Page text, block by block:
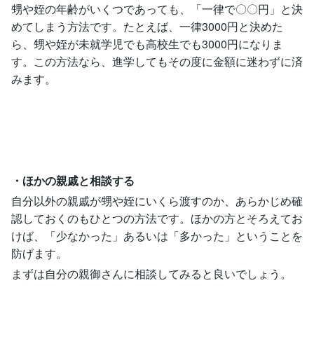
甥や姪の年齢がいくつであっても、「一律で〇〇円」と決
めてしまう方法です。たとえば、一律3000円と決めた
ら、甥や姪が未就学児でも高校生でも3000円になりま
す。この方法なら、進学してもその度に金額に迷わずに済
みます。
・ほかの親戚と相談する
自分以外の親戚が甥や姪にいくら渡すのか、あらかじめ確
認しておくのもひとつの方法です。ほかの方とそろえてお
けば、「少なかった」あるいは「多かった」ということを
防げます。
まずは自分の親御さんに相談してみると良いでしょう。